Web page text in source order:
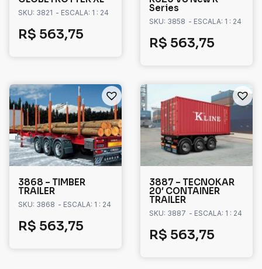
SKU: 3821 - ESCALA: 1 : 24
R$ 563,75
Series
SKU: 3858 - ESCALA: 1 : 24
R$ 563,75
3868 – TIMBER
TRAILER
SKU: 3868 - ESCALA: 1 : 24
R$ 563,75
3887 – TECNOKAR
20′ CONTAINER
TRAILER
SKU: 3887 - ESCALA: 1 : 24
R$ 563,75